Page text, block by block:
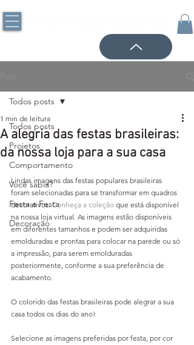
Todos posts
Projetos
Comportamento
Você sabia?
Festa a Festa
Decoração
Todos posts
A alegria das festas brasileiras:
da nossa loja para a sua casa
1 min de leitura
Lindas imagens das festas populares brasileiras
foram selecionadas para se transformar em quadros
decorativos. Conheça a coleção que está disponível
na nossa loja virtual. As imagens estão disponíveis
em diferentes tamanhos e podem ser adquiridas
emolduradas e prontas para colocar na parede ou só
a impressão, para serem emolduradas
posteriormente, conforme a sua preferência de
acabamento.
O colorido das festas brasileiras pode alegrar a sua
casa todos os dias do ano!
Selecione as imagens preferidas por festa, por cor